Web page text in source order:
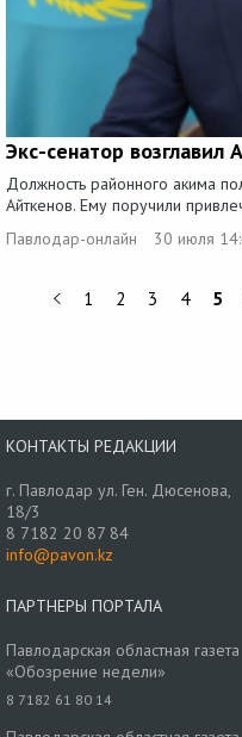
Экс-сенатор возглавил
Должность районного акима
Айткенов. Ему поручили
Павлодар-онлайн
30 июля
1 2 3 4 5
КОНТАКТЫ РЕДАКЦИИ
г. Павлодар ул. Ген. Дюсенова,
18/3
8 7182 20 87 84
info@pavon.kz
ПАРТНЕРЫ ПОРТАЛА
Павлодарская областная газета
«Обозрение недели»
8 7182 61 80 14